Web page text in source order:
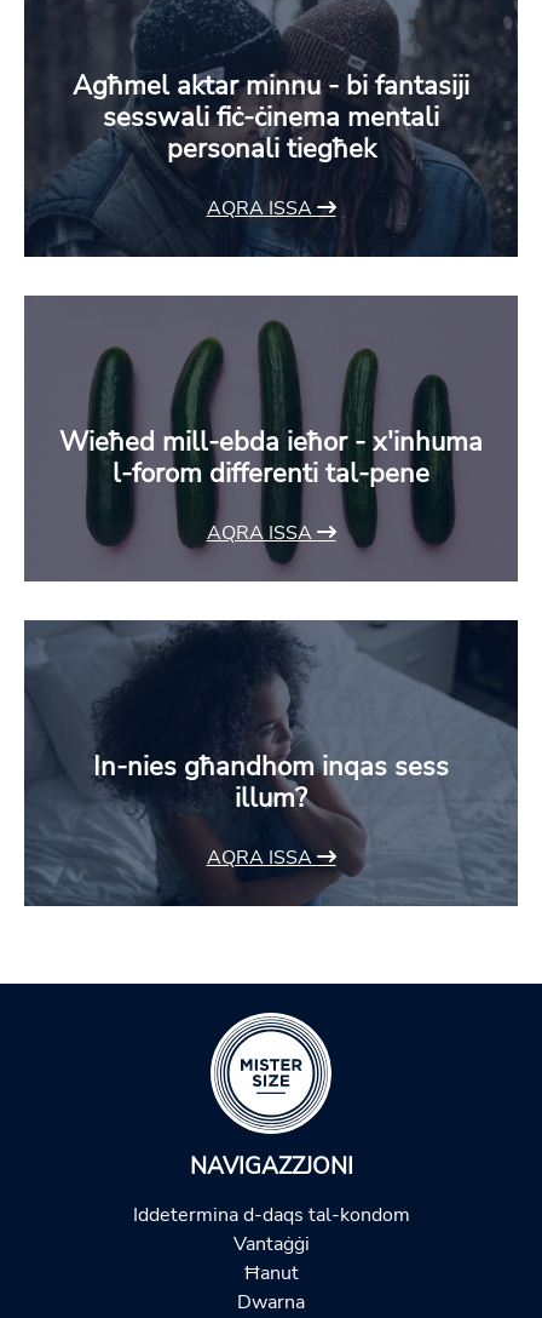
Agħmel aktar minnu - bi fantasiji
sesswali fiċ-ċinema mentali
personali tiegħek
AQRA ISSA
Wieħed mill-ebda ieħor - x'inhuma
l-forom differenti tal-pene
AQRA ISSA
In-nies għandhom inqas sess
illum?
AQRA ISSA
NAVIGAZZJONI
Iddetermina d-daqs tal-kondom
Vantaġġi
Ħanut
Dwarna